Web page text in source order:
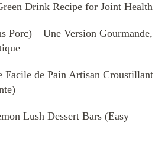
Drink Recipe for Joint Health
Porc) – Une Version Gourmande,
Facile de Pain Artisan Croustillant
Lush Dessert Bars (Easy